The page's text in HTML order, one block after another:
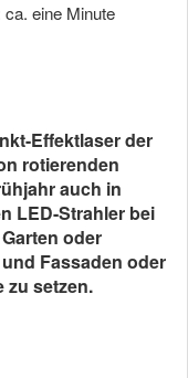
ca. eine Minute
Effektlaser der
rotierenden
auch in
LED-Strahler bei
oder
Fassaden oder
zu setzen.